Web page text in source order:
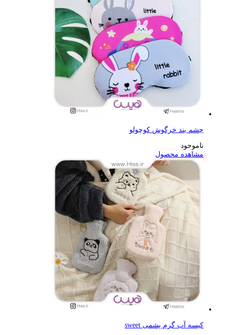
چشم بند خرگوش کوچولو
ناموجود
مشاهده محصول
کیسه آب گرم پشمی sweet